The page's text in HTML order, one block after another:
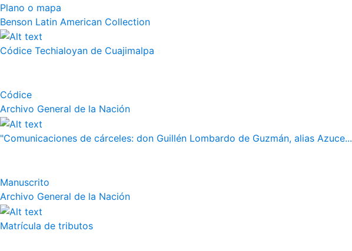
Plano o mapa
Benson Latin American Collection
Códice Techialoyan de Cuajimalpa
Códice
Archivo General de la Nación
"Comunicaciones de cárceles: don Guillén Lombardo de Guzmán, alias Azuce...
Manuscrito
Archivo General de la Nación
Matrícula de tributos